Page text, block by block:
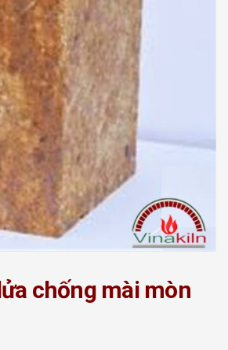
chống mài mòn